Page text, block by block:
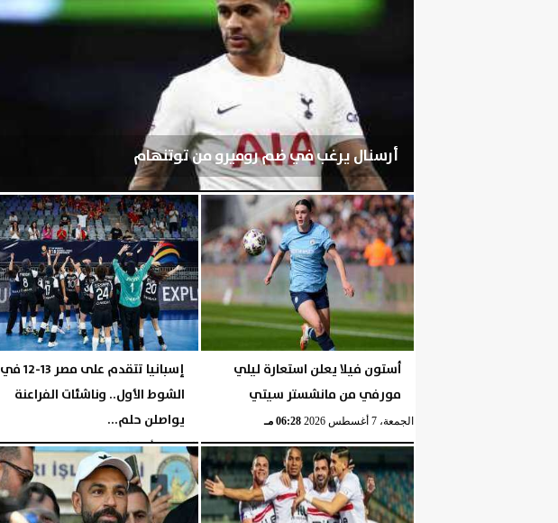
أرسنال يرغب في ضم روميرو من توتنهام
الجمعة، 7 أغسطس 2026 07:03 مـ
أستون فيلا يعلن استعارة ليلي
مورفي من مانشستر سيتي
الجمعة، 7 أغسطس 2026 06:28 مـ
إسبانيا تتقدم على مصر 13-12 في
الشوط الأول.. وناشئات الفراعنة
يواصلن حلم...
الجمعة، 7 أغسطس 2026 06:26 مـ